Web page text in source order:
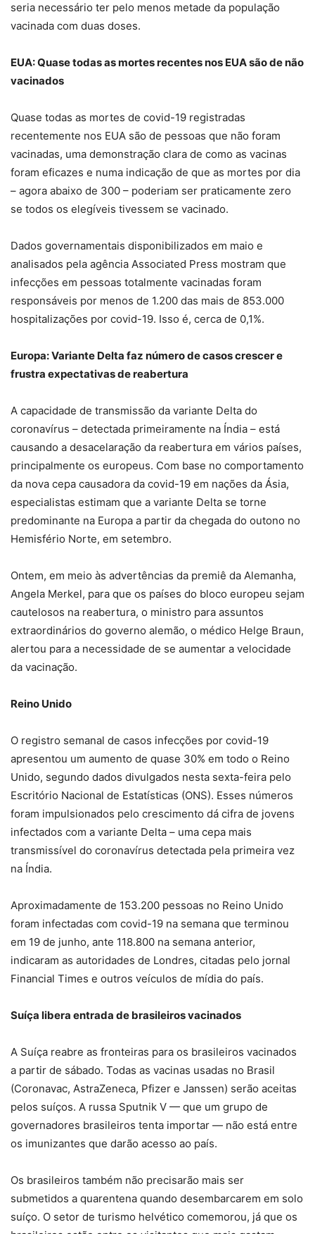
seria necessário ter pelo menos metade da população
vacinada com duas doses.
EUA: Quase todas as mortes recentes nos EUA são de não
vacinados
Quase todas as mortes de covid-19 registradas
recentemente nos EUA são de pessoas que não foram
vacinadas, uma demonstração clara de como as vacinas
foram eficazes e numa indicação de que as mortes por dia
– agora abaixo de 300 – poderiam ser praticamente zero
se todos os elegíveis tivessem se vacinado.
Dados governamentais disponibilizados em maio e
analisados pela agência Associated Press mostram que
infecções em pessoas totalmente vacinadas foram
responsáveis ​​por menos de 1.200 das mais de 853.000
hospitalizações por covid-19. Isso é, cerca de 0,1%.
Europa: Variante Delta faz número de casos crescer e
frustra expectativas de reabertura
A capacidade de transmissão da variante Delta do
coronavírus – detectada primeiramente na Índia – está
causando a desacelaração da reabertura em vários países,
principalmente os europeus. Com base no comportamento
da nova cepa causadora da covid-19 em nações da Ásia,
especialistas estimam que a variante Delta se torne
predominante na Europa a partir da chegada do outono no
Hemisfério Norte, em setembro.
Ontem, em meio às advertências da premiê da Alemanha,
Angela Merkel, para que os países do bloco europeu sejam
cautelosos na reabertura, o ministro para assuntos
extraordinários do governo alemão, o médico Helge Braun,
alertou para a necessidade de se aumentar a velocidade
da vacinação.
Reino Unido
O registro semanal de casos infecções por covid-19
apresentou um aumento de quase 30% em todo o Reino
Unido, segundo dados divulgados nesta sexta-feira pelo
Escritório Nacional de Estatísticas (ONS). Esses números
foram impulsionados pelo crescimento dá cifra de jovens
infectados com a variante Delta – uma cepa mais
transmissível do coronavírus detectada pela primeira vez
na Índia.
Aproximadamente de 153.200 pessoas no Reino Unido
foram infectadas com covid-19 na semana que terminou
em 19 de junho, ante 118.800 na semana anterior,
indicaram as autoridades de Londres, citadas pelo jornal
Financial Times e outros veículos de mídia do país.
Suíça libera entrada de brasileiros vacinados
A Suíça reabre as fronteiras para os brasileiros vacinados
a partir de sábado. Todas as vacinas usadas no Brasil
(Coronavac, AstraZeneca, Pfizer e Janssen) serão aceitas
pelos suíços. A russa Sputnik V — que um grupo de
governadores brasileiros tenta importar — não está entre
os imunizantes que darão acesso ao país.
Os brasileiros também não precisarão mais ser
submetidos a quarentena quando desembarcarem em solo
suíço. O setor de turismo helvético comemorou, já que os